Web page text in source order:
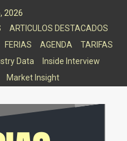
2026
ARTICULOS DESTACADOS
FERIAS AGENDA
TARIFAS
Data
Inside Interview
Market Insight